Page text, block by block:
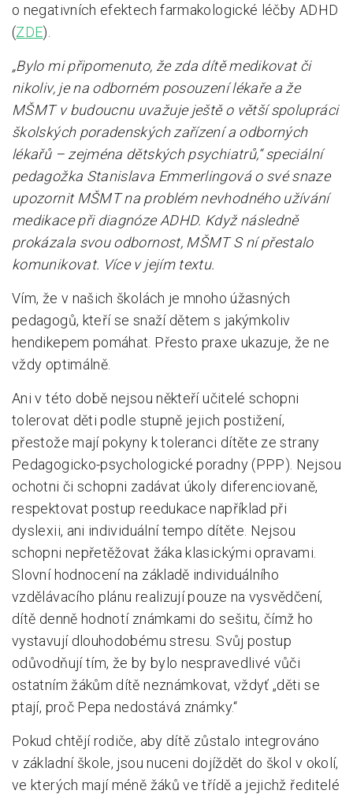
o negativních efektech farmakologické léčby ADHD
(ZDE).
„Bylo mi připomenuto, že zda dítě medikovat či
nikoliv, je na odborném posouzení lékaře a že
MŠMT v budoucnu uvažuje ještě o větší spolupráci
školských poradenských zařízení a odborných
lékařů – zejména dětských psychiatrů,“ speciální
pedagožka Stanislava Emmerlingová o své snaze
upozornit MŠMT na problém nevhodného užívání
medikace při diagnóze ADHD. Když následně
prokázala svou odbornost, MŠMT S ní přestalo
komunikovat. Více v jejím textu.
Vím, že v našich školách je mnoho úžasných
pedagogů, kteří se snaží dětem s jakýmkoliv
hendikepem pomáhat. Přesto praxe ukazuje, že ne
vždy optimálně.
Ani v této době nejsou někteří učitelé schopni
tolerovat děti podle stupně jejich postižení,
přestože mají pokyny k toleranci dítěte ze strany
Pedagogicko-psychologické poradny (PPP). Nejsou
ochotni či schopni zadávat úkoly diferenciovaně,
respektovat postup reedukace například při
dyslexii, ani individuální tempo dítěte. Nejsou
schopni nepřetěžovat žáka klasickými opravami.
Slovní hodnocení na základě individuálního
vzdělávacího plánu realizují pouze na vysvědčení,
dítě denně hodnotí známkami do sešitu, čímž ho
vystavují dlouhodobému stresu. Svůj postup
odůvodňují tím, že by bylo nespravedlivé vůči
ostatním žákům dítě neznámkovat, vždyť „děti se
ptají, proč Pepa nedostává známky.“
Pokud chtějí rodiče, aby dítě zůstalo integrováno
v základní škole, jsou nuceni dojíždět do škol v okolí,
ve kterých mají méně žáků ve třídě a jejichž ředitelé